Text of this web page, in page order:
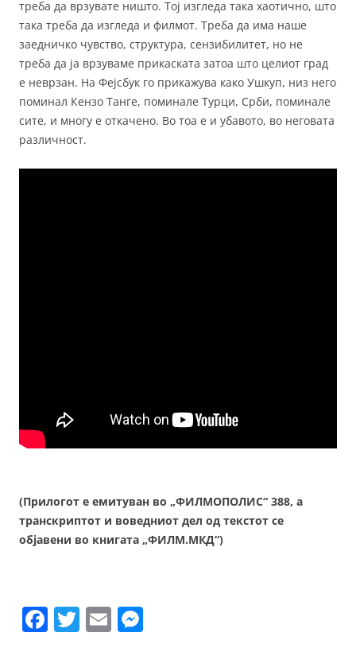
треба да врзувате ништо. Тој изгледа така хаотично, што
така треба да изгледа и филмот. Треба да има наше
заедничко чувство, структура, сензибилитет, но не
треба да ја врзуваме прикаската затоа што целиот град
е неврзан. На Фејсбук го прикажува како Ушкуп, низ него
поминал Кензо Танге, поминале Турци, Срби, поминале
сите, и многу е откачено. Во тоа е и убавото, во неговата
различност.
(Прилогот е емитуван во „ФИЛМОПОЛИС“ 388, а
транскриптот и воведниот дел од текстот се
објавени во книгата „ФИЛМ.МКД“)
F T E